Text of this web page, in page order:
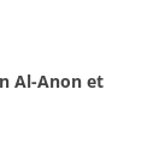
Al-Anon et